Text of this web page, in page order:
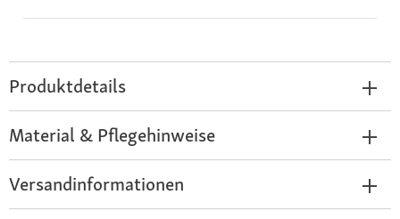
Produktdetails
Material & Pflegehinweise
Versandinformationen